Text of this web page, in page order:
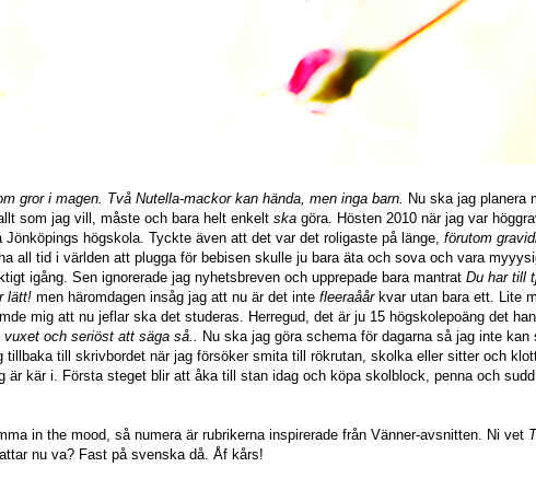
gror i magen. Två Nutella-mackor kan hända, men inga barn. Nu ska jag planera
som jag vill, måste och bara helt enkelt ska göra. Hösten 2010 när jag var
högskola. Tyckte även att det var det roligaste på länge, förutom
all tid i världen att plugga för bebisen skulle ju bara äta och sova och vara
igång. Sen ignorerade jag nyhetsbreven och upprepade bara mantrat Du har till
lätt! men häromdagen insåg jag att nu är det inte fleeraåår kvar utan bara ett. Lite
mig att nu jeflar ska det studeras. Herregud, det är ju 15 högskolepoäng det
och seriöst att säga så.. Nu ska jag göra schema för dagarna så jag inte kan
till skrivbordet när jag försöker smita till rökrutan, skolka eller sitter och
är kär i. Första steget blir att åka till stan idag och köpa skolblock, penna och
in the mood, så numera är rubrikerna inspirerade från Vänner-avsnitten. Ni vet
nu va? Fast på svenska då. Åf kårs!